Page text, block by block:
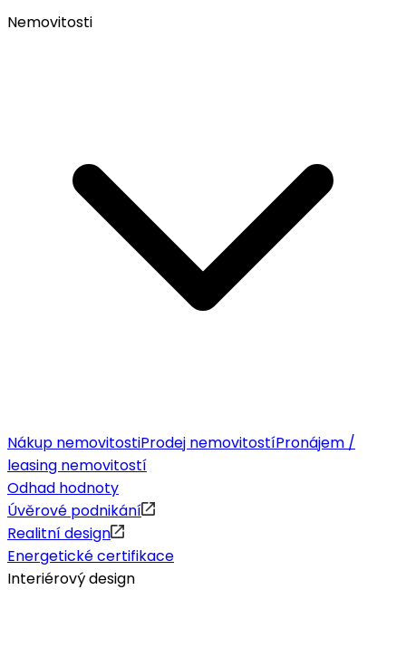
Nemovitosti
Nákup nemovitostiProdej nemovitostíPronájem /
leasing nemovitostí
Odhad hodnoty
Úvěrové podnikání
Realitní design
Energetické certifikace
Interiérový design